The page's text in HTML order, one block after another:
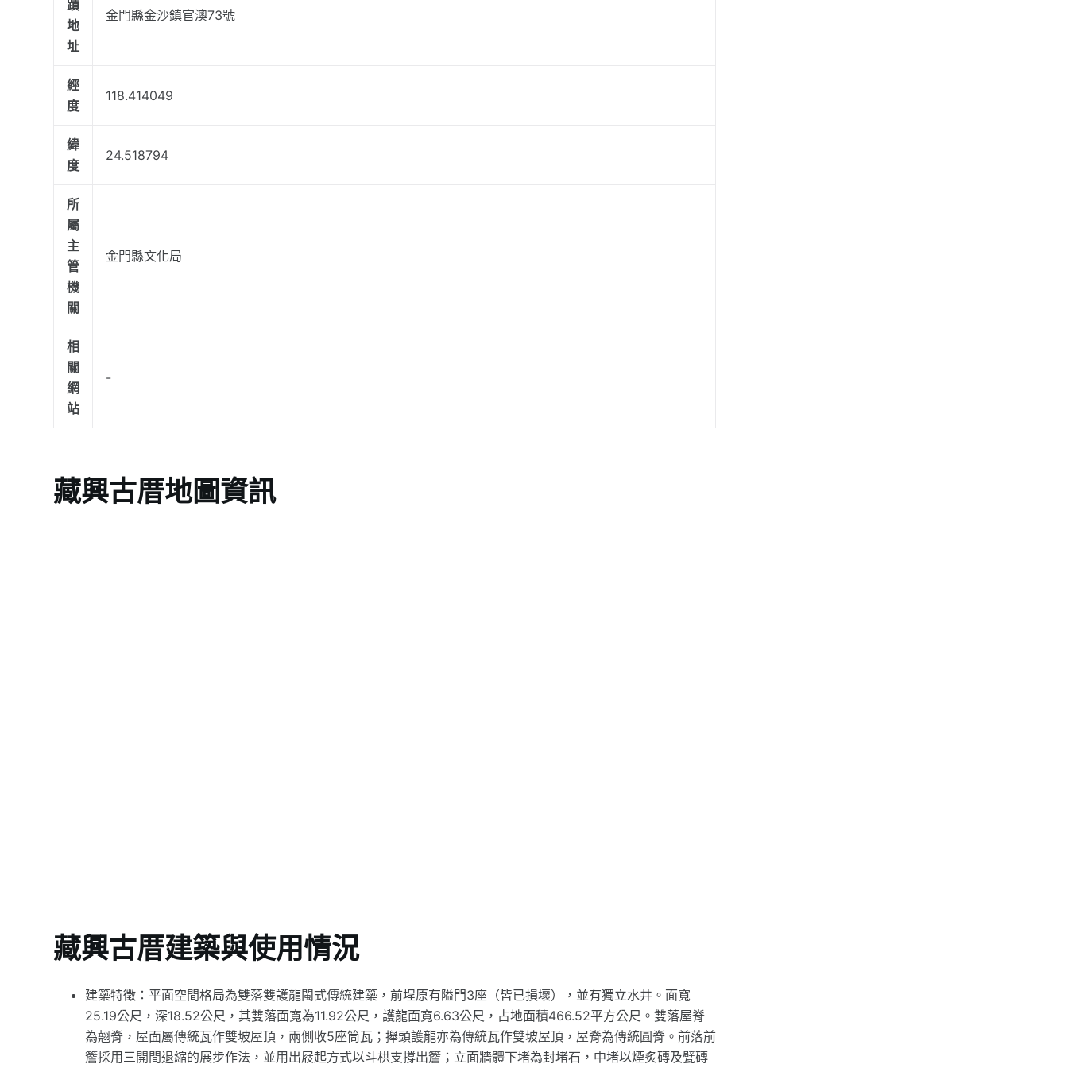
蹟
地
址
金門縣金沙鎮官澳73號
經
度
118.414049
緯
度
24.518794
所
屬
主
管
機
關
金門縣文化局
相
關
網
站
-
藏興古厝地圖資訊
藏興古厝建築與使用情況
建築特徵：平面空間格局為雙落雙護龍閩式傳統建築，前埕原有隘門3座（皆已損壞），並有獨立水井。面寬
25.19公尺，深18.52公尺，其雙落面寬為11.92公尺，護龍面寬6.63公尺，占地面積466.52平方公尺。雙落屋脊
為翹脊，屋面屬傳統瓦作雙坡屋頂，兩側收5座筒瓦；攑頭護龍亦為傳統瓦作雙坡屋頂，屋脊為傳統圓脊。前落前
簷採用三開間退縮的展步作法，並用出屐起方式以斗栱支撐出簷；立面牆體下堵為封堵石，中堵以煙炙磚及甓磚